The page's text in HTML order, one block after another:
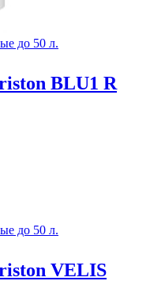
до 50 л.
BLU1 R
до 50 л.
VELIS